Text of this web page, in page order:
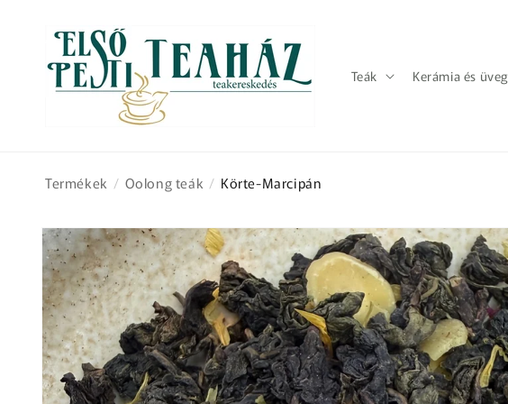
tartalomhoz
Teák Kerámia és üveg
Termékek / Oolong teák / Körte-Marcipán
Kihagyás, és
ugrás a
termékadatokra